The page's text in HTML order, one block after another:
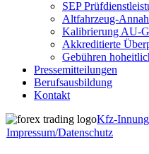
SEP
Altfahrzeug-
Kalibrierung AU-
Akkreditierte
Gebühren
Pressemitteilungen
Berufsausbildung
Kontakt
Kfz-
Impressum/Datenschutz